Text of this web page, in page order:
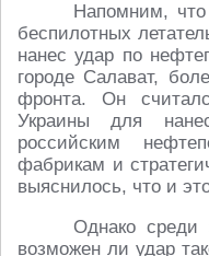
Напомним, что
беспилотных
нанес удар по
городе Салават,
фронта. Он
Украины для
российским
фабрикам и
выяснилось, что и
Однако среди
возможен ли удар